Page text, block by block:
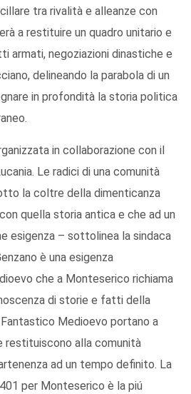
tra rivalità e alleanze con
a restituire un quadro unitario e
armati, negoziazioni dinastiche e
delineando la parabola di un
in profondità la storia politica
in collaborazione con il
Le radici di una comunità
la coltre della dimenticanza
quella storia antica e che ad un
esigenza – sottolinea la sindaca
è una esigenza
che a Monteserico richiama
di storie e fatti della
Medioevo portano a
restituiscono alla comunità
ad un tempo definito. La
per Monteserico è la piú